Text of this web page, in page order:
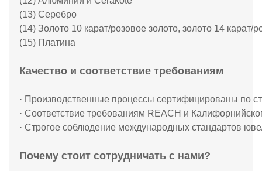
(13) Серебро
(14) Золото 10 карат/розовое золото, золото 14 карат/
(15) Платина
Качество и соответствие требованиям
· Производственные процессы сертифицированы по
· Соответствие требованиям REACH и
· Строгое соблюдение международных стандартов
Почему стоит сотрудничать с нами?